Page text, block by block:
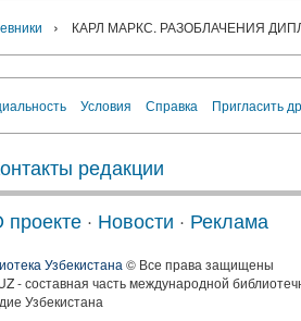
› КАРЛ МАРКС. РАЗОБЛАЧЕНИЯ
Условия Справка Пригласить
редакции
проекте · Новости · Реклама
Узбекистана © Все права защищены
- составная часть международной
Узбекистана